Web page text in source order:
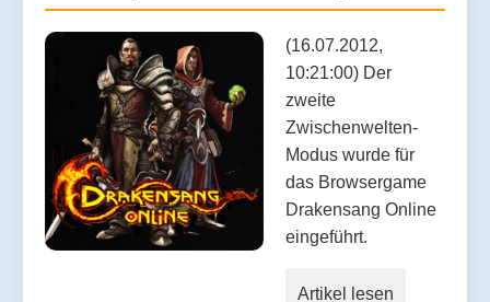
(16.07.2012,
10:21:00) Der
zweite
Zwischenwelten-
Modus wurde für
das Browsergame
Drakensang Online
eingeführt.
Artikel lesen